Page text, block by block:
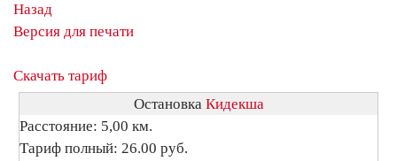
Назад
Версия для печати
Скачать тариф
Остановка Кидекша
Расстояние: 5,00 км.
Тариф полный: 26.00 руб.